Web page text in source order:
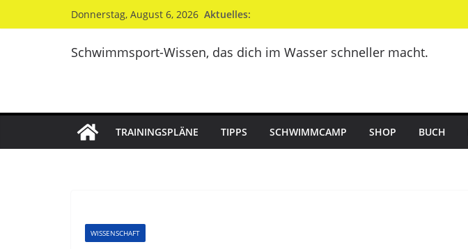
Inhalt
Donnerstag, August 6, 2026 Aktuelles:
Schwimmsport-Wissen, das dich im Wasser schneller macht.
TRAININGSPLÄNE TIPPS SCHWIMMCAMP SHOP BUCH
WISSENSCHAFT